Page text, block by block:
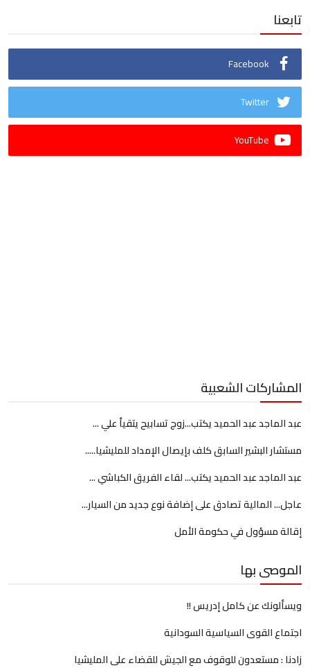
تابعنا
Facebook
Twitter
YouTube
المشاركات الشعبية
عبد الماجد عبد الحميد يكتب...زوج تسابيح يتقيأ علي ...
مستشار البشير السابق كلف بإيصال الإمداد للمليشيا.....
عبد الماجد عبد الحميد يكتب... لقاء الفريق الكباشي ...
عاجل... المالية تصادق على إضافة نوع جديد من السيار...
إقالة مسؤول في حكومة الأمل
الموصى بها
ويسألونك عن كامل إدريس !!
اجتماع القوى السياسية السودانية
زادنا : مستعدون للوقوف مع الجيش للقضاء على المليشيا